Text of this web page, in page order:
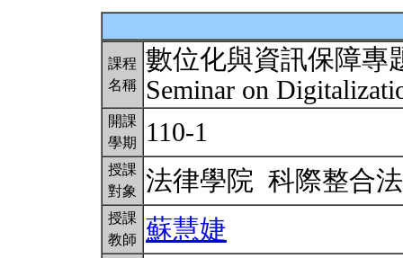
課程
名稱
數位化與資訊保障專
Seminar on
開課
學期
110-1
授課
對象
法律學院 科際整合
授課
教師
蘇慧婕